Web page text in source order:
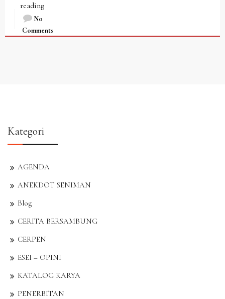
reading
No
Comments
Kategori
AGENDA
ANEKDOT SENIMAN
Blog
CERITA BERSAMBUNG
CERPEN
ESEI – OPINI
KATALOG KARYA
PENERBITAN